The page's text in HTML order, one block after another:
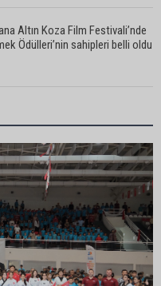
Altın Koza Film Festivali’nde
Ödülleri’nin sahipleri belli oldu
testereyle saldırı iddiası:
kablosu hırsızlığı kamerada:
internet erişimi kesildi
Adana Askeri Hastanesi
“Satılmamalı, amaç dışı